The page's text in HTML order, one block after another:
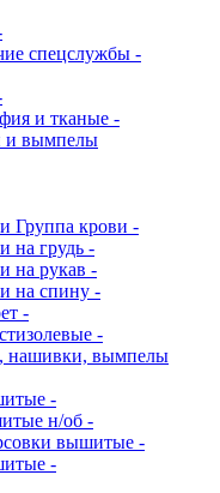
спецслужбы -
и тканые -
и вымпелы
Группа крови -
на грудь -
на рукав -
на спину -
-
-
нашивки, вымпелы
-
н/об -
вышитые -
-